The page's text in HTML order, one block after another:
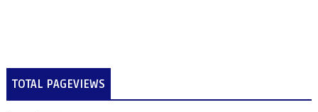
TOTAL PAGEVIEWS